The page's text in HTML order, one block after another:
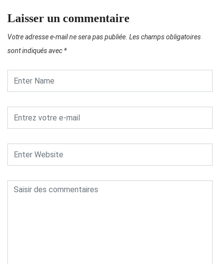
Laisser un commentaire
Votre adresse e-mail ne sera pas publiée. Les champs obligatoires
sont indiqués avec *